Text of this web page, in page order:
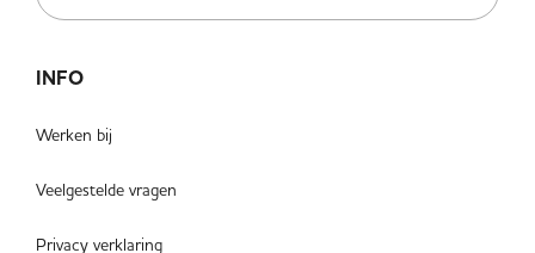
INFO
Werken bij
Veelgestelde vragen
Privacy verklaring